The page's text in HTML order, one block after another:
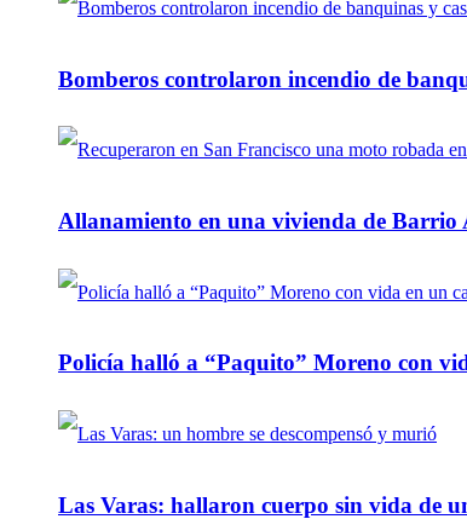
Bomberos controlaron incendio de
Allanamiento en una vivienda de
Policía halló a “Paquito” Moreno con
Las Varas: hallaron cuerpo sin vida de